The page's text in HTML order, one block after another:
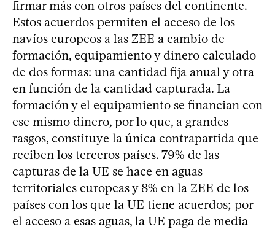
firmar más con otros países del continente.
Estos acuerdos permiten el acceso de los
navíos europeos a las ZEE a cambio de
formación, equipamiento y dinero calculado
de dos formas: una cantidad fija anual y otra
en función de la cantidad capturada. La
formación y el equipamiento se financian con
ese mismo dinero, por lo que, a grandes
rasgos, constituye la única contrapartida que
reciben los terceros países. 79% de las
capturas de la UE se hace en aguas
territoriales europeas y 8% en la ZEE de los
países con los que la UE tiene acuerdos; por
el acceso a esas aguas, la UE paga de media